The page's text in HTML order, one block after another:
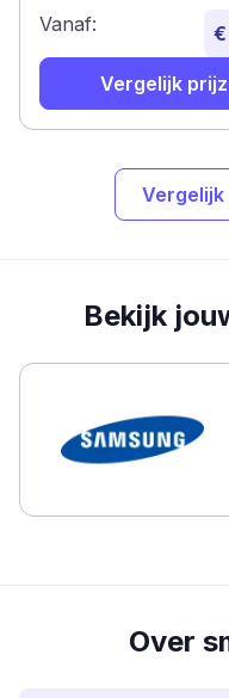
Vanaf:
Vergelijk
Bekijk
Over